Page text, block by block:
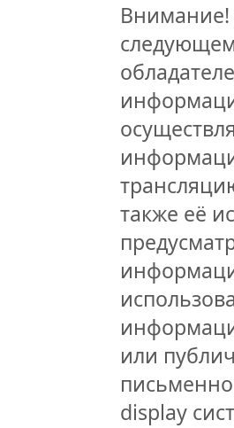
Внимание!
также её
или
display